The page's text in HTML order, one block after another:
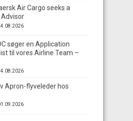
Air Cargo seeks a
Advisor
søger en Application
til vores Airline Team –
Apron-flyveleder hos